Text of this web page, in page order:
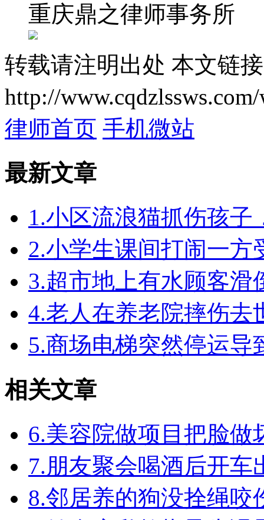
重庆鼎之律师事务所
转载请注明出处 本文链
http://
律师首页 手机微站
最新文章
1.小区流浪猫抓伤孩子
2.小学生课间打闹一
3.超市地上有水顾客
4.老人在养老院摔伤去
5.商场电梯突然停运
相关文章
6.美容院做项目把脸做
7.朋友聚会喝酒后开
8.邻居养的狗没拴绳